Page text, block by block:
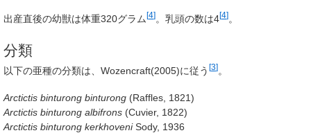
出産直後の幼獣は体重320グラム [4] 。乳頭の数は4[4] 。
分類
以下の亜種の分類は、Wozencraft(2005)に従う [3]。
Arctictis binturong binturong (Raffles, 1821)
Arctictis binturong albifrons (Cuvier, 1822)
Arctictis binturong kerkhoveniSody, 1936